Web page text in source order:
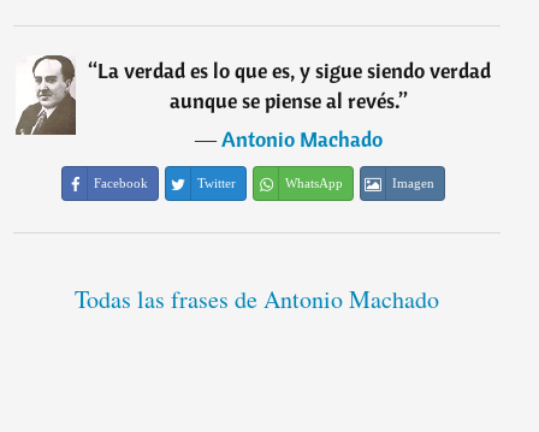
“La verdad es lo que es, y sigue siendo verdad
aunque se piense al revés.”
―Antonio Machado
Facebook Twitter WhatsApp Imagen
Todas las frases de Antonio Machado